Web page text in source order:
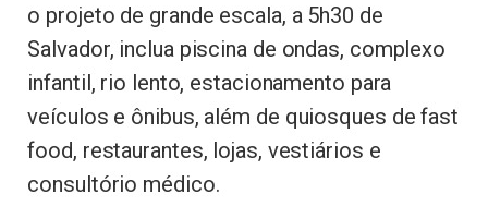
o projeto de grande escala, a 5h30 de
Salvador, inclua piscina de ondas, complexo
infantil, rio lento, estacionamento para
veículos e ônibus, além de quiosques de fast
food, restaurantes, lojas, vestiários e
consultório médico.